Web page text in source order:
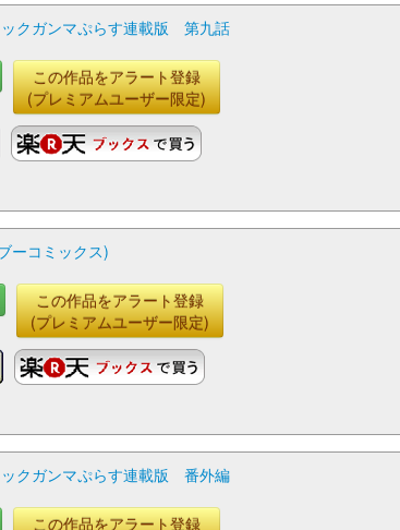
ックガンマぷらす連載版 第九話
この作品をアラート登録
(プレミアムユーザー限定)
ーコミックス)
この作品をアラート登録
(プレミアムユーザー限定)
ックガンマぷらす連載版 番外編
この作品をアラート登録